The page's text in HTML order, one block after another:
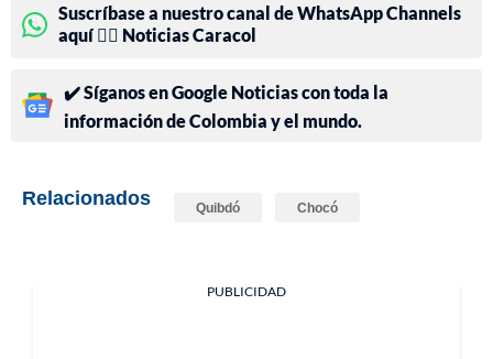
Suscríbase a nuestro canal de WhatsApp Channels
aquí 👉🏻 Noticias Caracol
✔️ Síganos en Google Noticias con toda la
información de Colombia y el mundo.
Relacionados Quibdó Chocó
PUBLICIDAD